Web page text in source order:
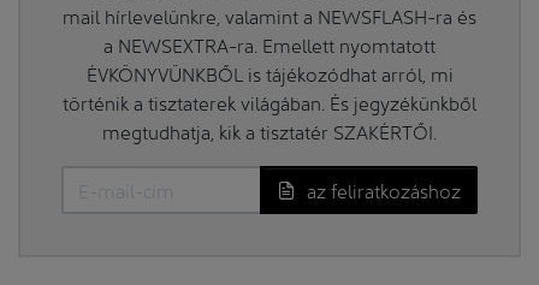
mail hírlevelünkre, valamint a NEWSFLASH-ra és
a NEWSEXTRA-ra. Emellett nyomtatott
ÉVKÖNYVÜNKBŐL is tájékozódhat arról, mi
történik a tisztaterek világában. És jegyzékünkből
megtudhatja, kik a tisztatér SZAKÉRTŐI.
az feliratkozáshoz